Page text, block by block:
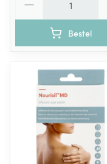
Bestel